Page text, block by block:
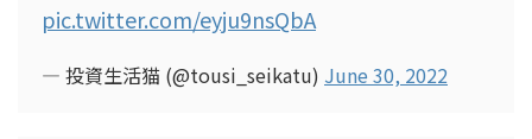
pic.twitter.com/eyju9nsQbA
— 投資生活猫 (@tousi_seikatu) June 30, 2022